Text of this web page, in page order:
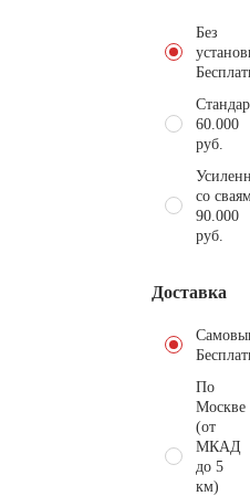
Без
60.000
руб.
со
90.000
руб.
Доставка
По
Москве
(от
МКАД
до 5
км)